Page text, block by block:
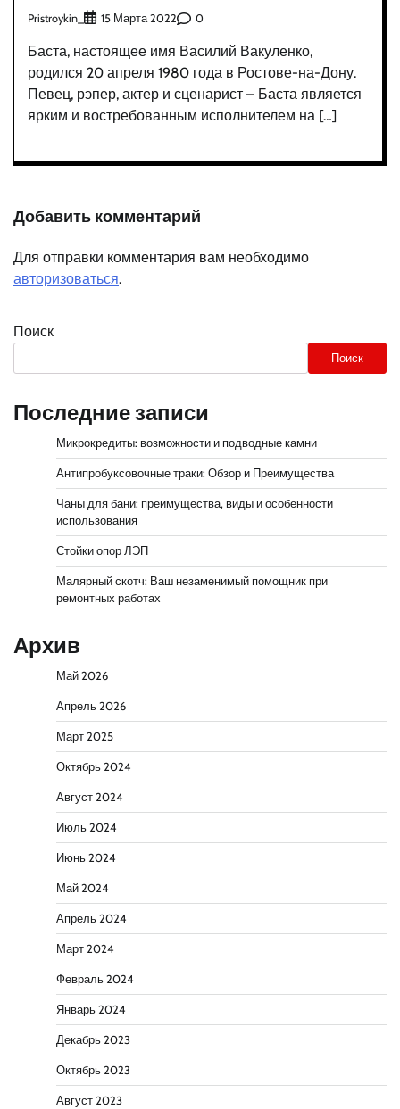
Pristroykin_ 15 Марта 2022 0
Баста, настоящее имя Василий Вакуленко,
родился 20 апреля 1980 года в Ростове-на-Дону.
Певец, рэпер, актер и сценарист – Баста является
ярким и востребованным исполнителем на […]
Добавить комментарий
Для отправки комментария вам необходимо
авторизоваться.
Поиск
Поиск
Последние записи
Микрокредиты: возможности и подводные камни
Антипробуксовочные траки: Обзор и Преимущества
Чаны для бани: преимущества, виды и особенности
использования
Стойки опор ЛЭП
Малярный скотч: Ваш незаменимый помощник при
ремонтных работах
Архив
Май 2026
Апрель 2026
Март 2025
Октябрь 2024
Август 2024
Июль 2024
Июнь 2024
Май 2024
Апрель 2024
Март 2024
Февраль 2024
Январь 2024
Декабрь 2023
Октябрь 2023
Август 2023